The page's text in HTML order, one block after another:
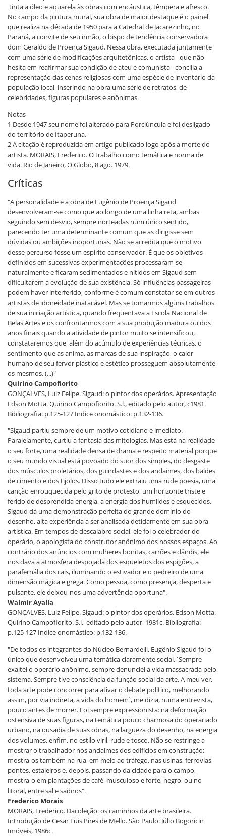
tinta a óleo e aquarela às obras com encáustica, têmpera e afresco.
No campo da pintura mural, sua obra de maior destaque é o painel
que realiza na década de 1950 para a Catedral de Jacarezinho, no
Paraná, a convite de seu irmão, o bispo de tendência conservadora
dom Geraldo de Proença Sigaud. Nessa obra, executada juntamente
com uma série de modificações arquitetônicas, o artista - que não
hesita em reafirmar sua condição de ateu e comunista - concilia a
representação das cenas religiosas com uma espécie de inventário da
população local, inserindo na obra uma série de retratos, de
celebridades, figuras populares e anônimas.
Notas
1 Desde 1947 seu nome foi alterado para Porciúncula e foi desligado
do território de Itaperuna.
2 A citação é reproduzida em artigo publicado logo após a morte do
artista. MORAIS, Frederico. O trabalho como temática e norma de
vida. Rio de Janeiro, O Globo, 8 ago. 1979.
Críticas
"A personalidade e a obra de Eugênio de Proença Sigaud
desenvolveram-se como que ao longo de uma linha reta, ambas
seguindo sem desvio, sempre norteadas num único sentido,
parecendo ter uma determinante comum que as dirigisse sem
dúvidas ou ambições inoportunas. Não se acredita que o motivo
desse percurso fosse um espírito conservador. É que os objetivos
definidos em sucessivas experimentações processaram-se
naturalmente e ficaram sedimentados e nítidos em Sigaud sem
dificultarem a evolução de sua existência. Só influências passageiras
podem haver interferido, conforme é comum constatar-se em outros
artistas de idoneidade inatacável. Mas se tomarmos alguns trabalhos
de sua iniciação artística, quando freqüentava a Escola Nacional de
Belas Artes e os confrontarmos com a sua produção madura ou dos
anos finais quando a atividade de pintor muito se intensificou,
constataremos que, além do acúmulo de experiências técnicas, o
sentimento que as anima, as marcas de sua inspiração, o calor
humano de seu fervor plástico e estético prosseguem absolutamente
os mesmos. (...)"
Quirino Campofiorito
GONÇALVES, Luiz Felipe. Sigaud: o pintor dos operários. Apresentação
Edson Motta. Quirino Campofiorito. S.l., editado pelo autor, c1981.
Bibliografia: p.125-127 Indice onomástico: p.132-136.
"Sigaud partiu sempre de um motivo cotidiano e imediato.
Paralelamente, curtiu a fantasia das mitologias. Mas está na realidade
o seu forte, uma realidade densa de drama e respeito material porque
o seu mundo visual está povoado do suor dos simples, do desgaste
dos músculos proletários, dos guindastes e dos andaimes, dos baldes
de cimento e dos tijolos. Disso tudo ele extraiu uma rude poesia, uma
canção enrouquecida pelo grito de protesto, um horizonte triste e
ferido de desprendida energia, a energia dos humildes e esquecidos.
Sigaud dá uma demonstração perfeita do grande domínio do
desenho, alta experiência a ser analisada detidamente em sua obra
artística. Em tempos de descalabro social, ele foi o celebrador do
operário, o apologista do construtor anônimo dos nossos espaços. Ao
contrário dos anúncios com mulheres bonitas, carrões e dândis, ele
nos dava a atmosfera despojada dos esqueletos dos espigões, a
parafernália dos cais, iluminando o estivador e o pedreiro de uma
dimensão mágica e grega. Como pessoa, como presença, desperta e
pulsante, ele deixou-nos uma advertência oportuna".
Walmir Ayalla
GONÇALVES, Luiz Felipe. Sigaud: o pintor dos operários. Edson Motta.
Quirino Campofiorito. S.l., editado pelo autor, 1981c. Bibliografia:
p.125-127 Indice onomástico: p.132-136.
"De todos os integrantes do Núcleo Bernardelli, Eugênio Sigaud foi o
único que desenvolveu uma temática claramente social. ´Sempre
exaltei o operário anônimo, sempre denunciei a vida massacrada pelo
sistema. Sempre tive consciência da função social da arte. A meu ver,
toda arte pode concorrer para ativar o debate político, melhorando
assim, por via indireta, a vida do homem´, me dizia, numa entrevista,
pouco antes de morrer. Foi sempre expressionista: na deformação
ostensiva de suas figuras, na temática pouco charmosa do operariado
urbano, na ousadia de suas obras, na largueza do desenho, na energia
dos volumes, enfim, no estilo viril, rude e tosco. Não se restringe a
mostrar o trabalhador nos andaimes dos edifícios em construção:
mostra-os também na rua, em meio ao tráfego, nas usinas, ferrovias,
pontes, estaleiros e, depois, passando da cidade para o campo,
mostra-o em plantações de café, musculoso e forte, negro, ou no
litoral, entre sal e saibros".
Frederico Morais
MORAIS, Frederico. Dacoleção: os caminhos da arte brasileira.
Introdução de Cesar Luis Pires de Mello. São Paulo: Júlio Bogoricin
Imóveis, 1986c.